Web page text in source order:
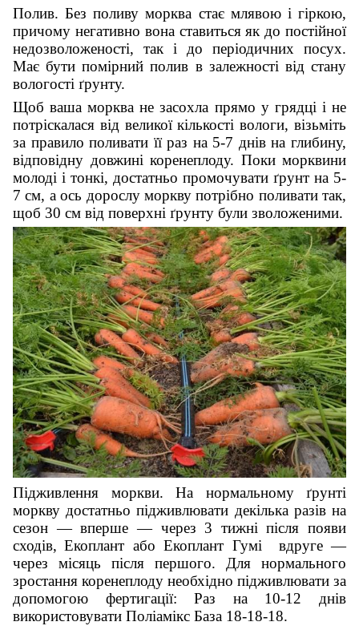
Полив. Без поливу морква стає млявою і гіркою,
причому негативно вона ставиться як до постійної
недозволоженості, так і до періодичних посух.
Має бути помірний полив в залежності від стану
вологості ґрунту.
Щоб ваша морква не засохла прямо у грядці і не
потріскалася від великої кількості вологи, візьміть
за правило поливати її раз на 5-7 днів на глибину,
відповідну довжині коренеплоду. Поки морквини
молоді і тонкі, достатньо промочувати ґрунт на 5-
7 см, а ось дорослу моркву потрібно поливати так,
щоб 30 см від поверхні ґрунту були зволоженими.
Підживлення моркви. На нормальному ґрунті
моркву достатньо підживлювати декілька разів на
сезон — вперше — через 3 тижні після появи
сходів, Екоплант абоЕкоплант Гумі вдруге —
через місяць після першого. Для нормального
зростання коренеплоду необхідно підживлювати за
допомогою фертигації: Раз на 10-12 днів
використовувати Поліамікс База 18-18-18.